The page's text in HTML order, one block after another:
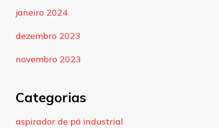
janeiro 2024
dezembro 2023
novembro 2023
Categorias
aspirador de pó industrial